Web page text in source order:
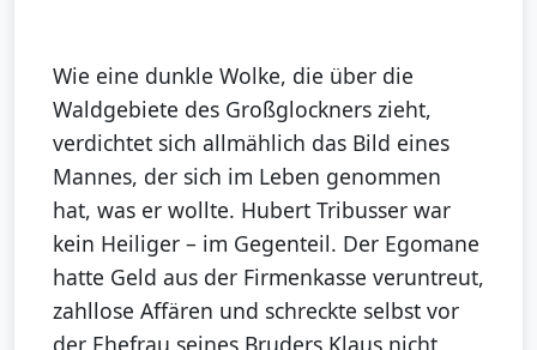
Wie eine dunkle Wolke, die über die
Waldgebiete des Großglockners zieht,
verdichtet sich allmählich das Bild eines
Mannes, der sich im Leben genommen
hat, was er wollte. Hubert Tribusser war
kein Heiliger – im Gegenteil. Der Egomane
hatte Geld aus der Firmenkasse veruntreut,
zahllose Affären und schreckte selbst vor
der Ehefrau seines Bruders Klaus nicht